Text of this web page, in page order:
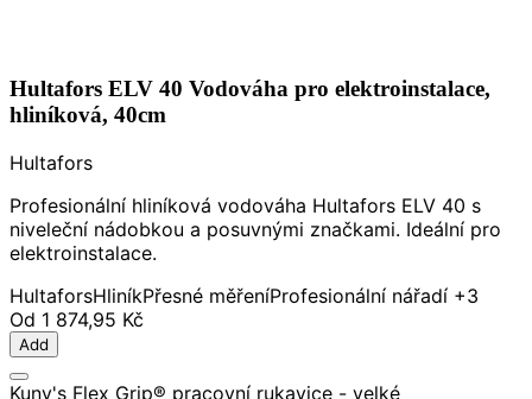
Hultafors ELV 40 Vodováha pro elektroinstalace,
hliníková, 40cm
Hultafors
Profesionální hliníková vodováha Hultafors ELV 40 s
niveleční nádobkou a posuvnými značkami. Ideální pro
elektroinstalace.
HultaforsHliníkPřesné měřeníProfesionální nářadí +3
Od 1 874,95 Kč
Add
Kuny's Flex Grip® pracovní rukavice - velké